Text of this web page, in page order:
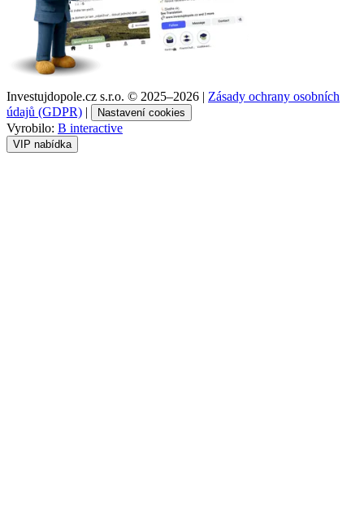
Investujdopole.cz s.r.o. © 2025–2026 | Zásady ochrany osobních
údajů (GDPR) | Nastavení cookies
Vyrobilo: B interactive
VIP nabídka